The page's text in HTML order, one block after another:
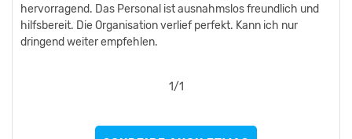
über den Alpinen Studienplatz), Verleih von Rodelschlitten,
Schneeschuhen und Stöcken.
Gebühr folgende Ausstattung an: Bewegliche Bühne mit Aufbau,
hervorragend. Das Personal ist ausnahmslos freundlich und
hilfsbereit. Die Organisation verlief perfekt. Kann ich nur
dringend weiter empfehlen.
1/1